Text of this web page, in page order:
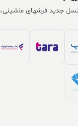
جدید فرشهای ماشینی،